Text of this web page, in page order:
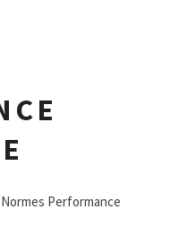
Normes Performance